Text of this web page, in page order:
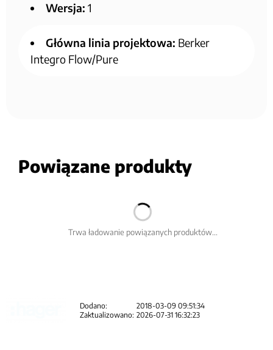
Wersja: 1
Główna linia projektowa: Berker
Integro Flow/Pure
Powiązane produkty
Trwa ładowanie powiązanych produktów...
Dodano:
2018-03-09 09:51:34
Zaktualizowano: 2026-07-31 16:32:23